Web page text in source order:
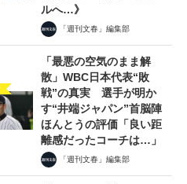
ルへ…》
「週刊文春」編集部
「最悪の空気のまま解
散」WBC日本代表“敗
戦”の真実 選手が明か
す“井端ジャパン”首脳陣
ほんとうの評価「良い距
離感だったコーチは…」
「週刊文春」編集部